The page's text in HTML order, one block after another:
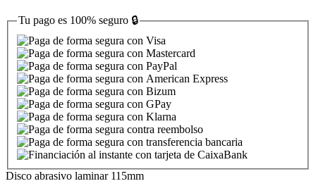
Tu pago es 100% seguro 🔒
Disco abrasivo laminar 115mm